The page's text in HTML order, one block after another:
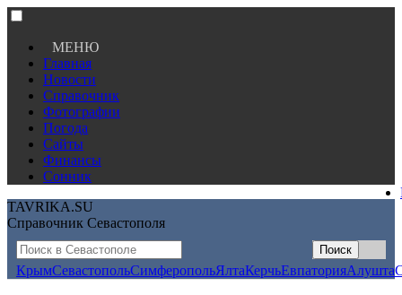
МЕНЮ
Главная
Новости
Справочник
Фотографии
Погода
Сайты
Финансы
Сонник
TAVRIKA.SU
Справочник Севастополя
КрымСевастопольСимферопольЯлтаКерчьЕвпаторияАлушта